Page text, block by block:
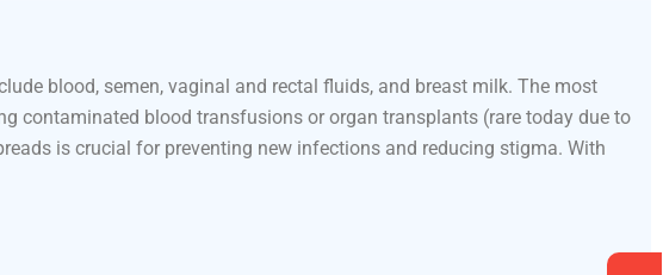
blood, semen, vaginal and rectal fluids, and breast milk. The most
contaminated blood transfusions or organ transplants (rare today due to
is crucial for preventing new infections and reducing stigma. With